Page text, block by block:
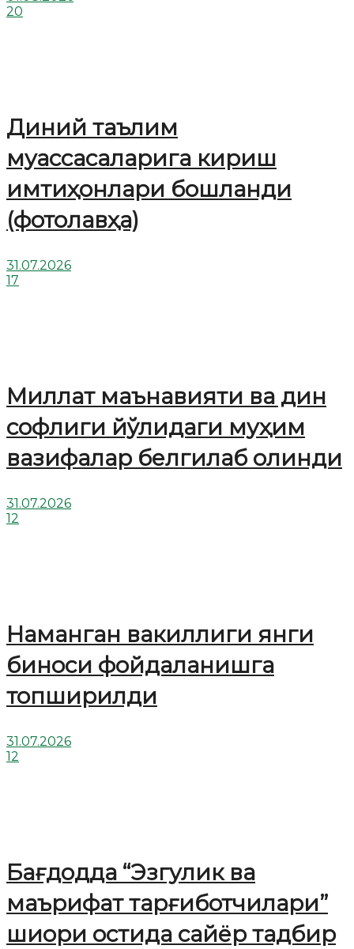
20
Диний таълим
муассасаларига кириш
имтиҳонлари бошланди
(фотолавҳа)
31.07.2026
17
Миллат маънавияти ва дин
софлиги йўлидаги муҳим
вазифалар белгилаб олинди
31.07.2026
12
Наманган вакиллиги янги
биноси фойдаланишга
топширилди
31.07.2026
12
Бағдодда “Эзгулик ва
маърифат тарғиботчилари”
шиори остида сайёр тадбир